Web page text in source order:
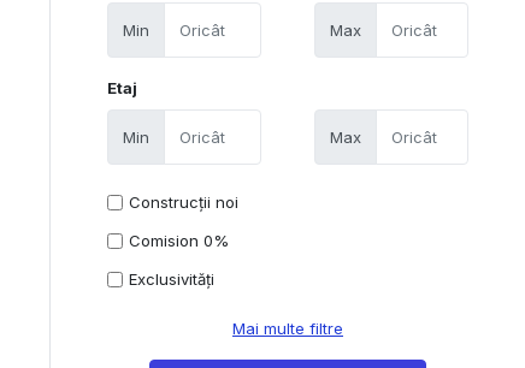
Min Max
Etaj
Min Max
Construcții noi
Comision 0%
Exclusivități
Mai multe filtre